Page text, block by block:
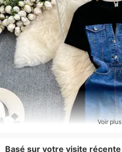
Voir plus
Basé sur votre visite récente